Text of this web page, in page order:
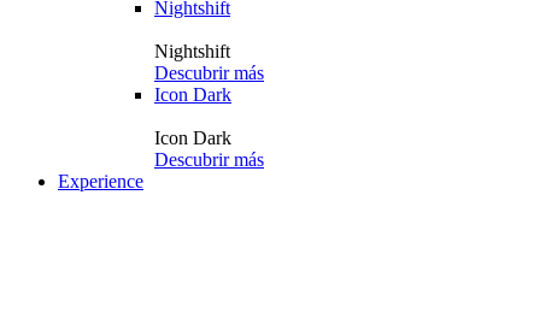
Nightshift
Nightshift
Descubrir más
Icon Dark
Icon Dark
Descubrir más
Experience